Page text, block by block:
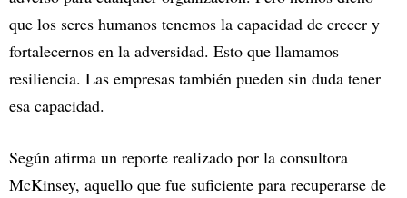
que los seres humanos tenemos la capacidad de crecer y
fortalecernos en la adversidad. Esto que llamamos
resiliencia. Las empresas también pueden sin duda tener
esa capacidad.
Según afirma un reporte realizado por la consultora
McKinsey, aquello que fue suficiente para recuperarse de